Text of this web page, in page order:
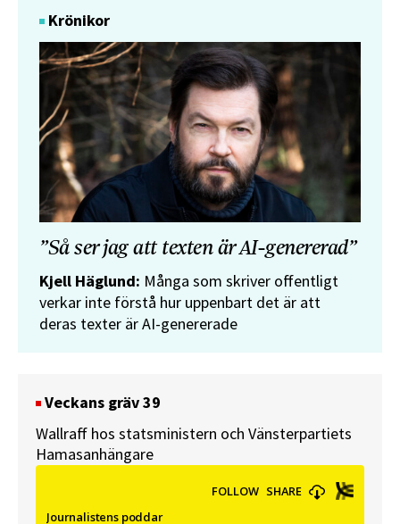
Krönikor
”Så ser jag att texten är AI-genererad”
Kjell Häglund: Många som skriver offentligt
verkar inte förstå hur uppenbart det är att
deras texter är AI-genererade
Veckans gräv 39
Wallraff hos statsministern och Vänsterpartiets
Hamasanhängare